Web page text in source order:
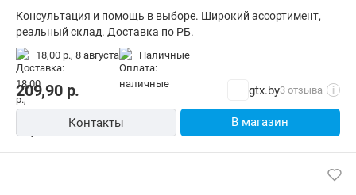
Консультация и помощь в выборе. Широкий ассортимент,
реальный склад. Доставка по РБ.
18,00 р., 8 августа наличные
209,90р. gtx.by3 отзыва i
Контакты В магазин